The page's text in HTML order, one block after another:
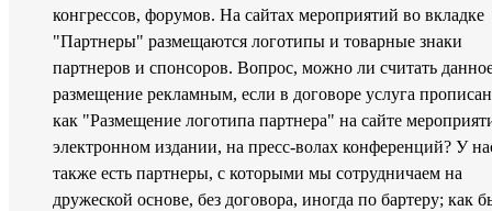
конгрессов, форумов. На сайтах мероприятий во вкладке
"Партнеры" размещаются логотипы и товарные знаки
партнеров и спонсоров. Вопрос, можно ли считать
размещение рекламным, если в договоре услуга
как "Размещение логотипа партнера" на сайте
электронном издании, на пресс-волах конференций? У
также есть партнеры, с которыми мы сотрудничаем на
дружеской основе, без договора, иногда по бартеру; как